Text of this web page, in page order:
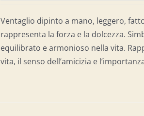
Ventaglio dipinto a mano, leggero,
rappresenta la forza e la dolcezza.
equilibrato e armonioso nella vita.
vita, il senso dell’amicizia e